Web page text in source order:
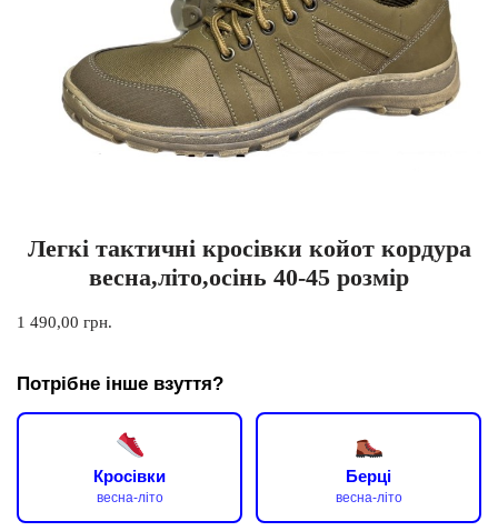
Легкі тактичні кросівки койот кордура
весна,літо,осінь 40-45 розмір
1 490,00 грн.
Потрібне інше взуття?
Кросівки
весна-літо
Берці
весна-літо